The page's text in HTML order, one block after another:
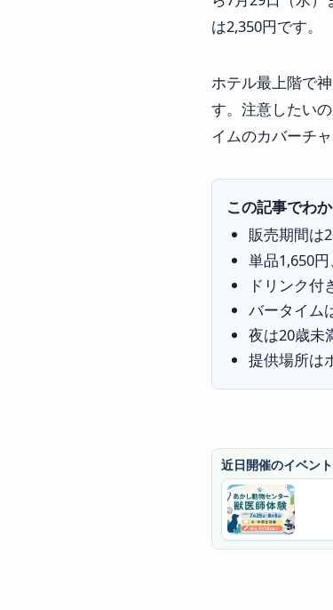
は2,350円です。
ホテル最上階で
す。注意したい
イムのカバーチ
この記事でわ
販売期間は
単品1,650
ドリンク付
バータイム
夜は20歳未
提供場所は
近日開催のイベント